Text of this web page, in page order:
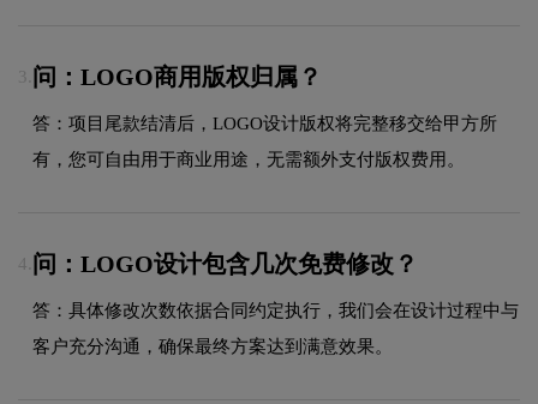
3. 问：LOGO商用版权归属？
答：项目尾款结清后，LOGO设计版权将完整移交给甲方所
有，您可自由用于商业用途，无需额外支付版权费用。
4. 问：LOGO设计包含几次免费修改？
答：具体修改次数依据合同约定执行，我们会在设计过程中与
客户充分沟通，确保最终方案达到满意效果。